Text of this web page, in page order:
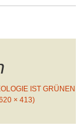
IST GRÜNEN
× 413)